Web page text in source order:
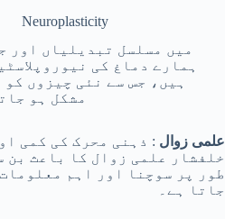
Neuroplasticity
میں مسلسل تبدیلیاں اور
ہمارے دماغ کی
ہیں، جس سے نئی چیزوں
مشکل ہو
علمی زوال : ذہنی محرک کی کمی
خلفشار علمی زوال کا باعث بن
طور پر سوچنا اور اہم
جاتا ہے۔